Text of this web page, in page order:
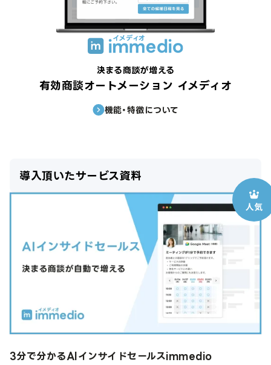
決まる商談が増える
有効商談オートメーション イメディオ
機能・特徴について
導入頂いたサービス資料
3分で分かるAIインサイドセールスimmedio